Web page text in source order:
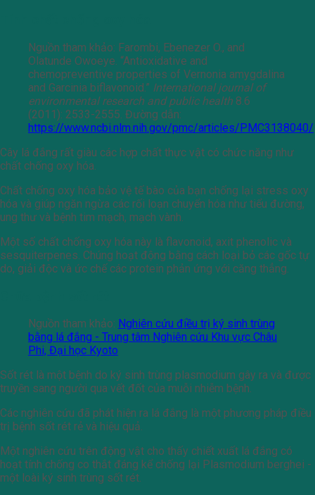
Nguồn tham khảo: Farombi, Ebenezer O., and
Olatunde Owoeye. “Antioxidative and
chemopreventive properties of Vernonia amygdalina
and Garcinia biflavonoid.” International journal of
environmental research and public health 8.6
(2011): 2533-2555. Đường dẫn:
https://www.ncbi.nlm.nih.gov/pmc/articles/PMC3138040/
Cây lá đắng rất giàu các hợp chất thực vật có chức năng như
chất chống oxy hóa.
Chất chống oxy hóa bảo vệ tế bào của bạn chống lại stress oxy
hóa và giúp ngăn ngừa các rối loạn chuyển hóa như tiểu đường,
ung thư và bệnh tim mạch, mạch vành.
Một số chất chống oxy hóa này là flavonoid, axit phenolic và
sesquiterpenes. Chúng hoạt động bằng cách loại bỏ các gốc tự
do, giải độc và ức chế các protein phản ứng với căng thẳng.
Nguồn tham khảo: Nghiên cứu điều trị ký sinh trùng
bằng lá đắng - Trung tâm Nghiên cứu Khu vực Châu
Phi, Đại học Kyoto
Sốt rét là một bệnh do ký sinh trùng plasmodium gây ra và được
truyền sang người qua vết đốt của muỗi nhiễm bệnh.
Các nghiên cứu đã phát hiện ra lá đắng là một phương pháp điều
trị bệnh sốt rét rẻ và hiệu quả.
Một nghiên cứu trên động vật cho thấy chiết xuất lá đắng có
hoạt tính chống co thắt đáng kể chống lại Plasmodium berghei -
một loài ký sinh trùng sốt rét.